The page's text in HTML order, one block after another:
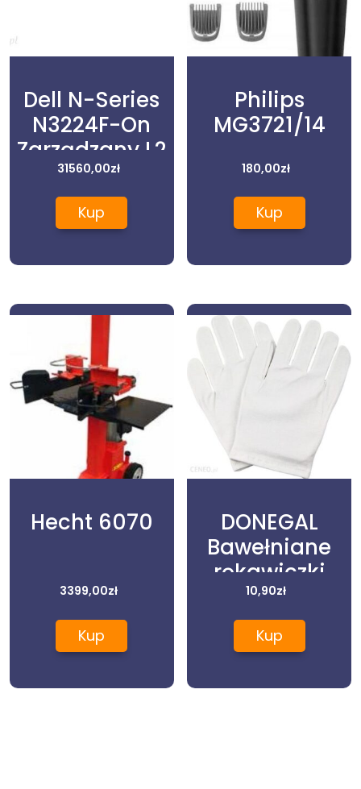
Dell N-Series
N3224F-On
Zarządzany L2
Gigabit
Ethernet
(10/100/1000)
(210ASQH)
31560,00zł
Kup
Philips
MG3721/14
180,00zł
Kup
Hecht 6070
3399,00zł
Kup
DONEGAL
Bawełniane
rękawiczki
kosmetyczne
Body and Care
1 para
10,90zł
Kup